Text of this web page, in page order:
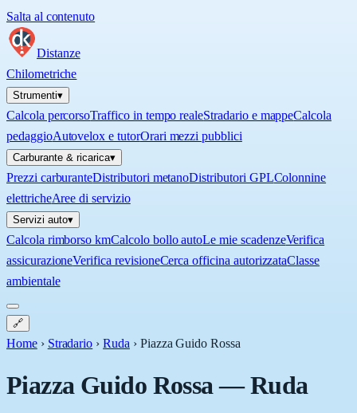
Salta al contenuto
Distanze
Chilometriche
Strumenti▾
Calcola percorsoTraffico in tempo realeStradario e mappeCalcola
pedaggioAutovelox e tutorOrari mezzi pubblici
Carburante & ricarica▾
Prezzi carburanteDistributori metanoDistributori GPLColonnine
elettricheAree di servizio
Servizi auto▾
Calcola rimborso kmCalcolo bollo autoLe mie scadenzeVerifica
assicurazioneVerifica revisioneCerca officina autorizzataClasse
ambientale
🔗
Home › Stradario › Ruda › Piazza Guido Rossa
Piazza Guido Rossa—Ruda